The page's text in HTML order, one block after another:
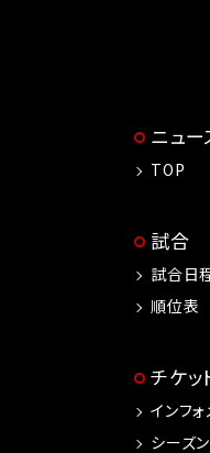
ニュー
TOP
試合
試合日
順位表
チケッ
インフ
シーズ